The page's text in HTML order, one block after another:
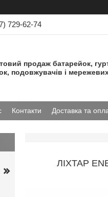
729-62-74
продаж батарейок,
подовжувачів і
Контакти Доставка та
ЛIХТАР